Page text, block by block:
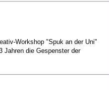
Workshop "Spuk an der Uni"
Jahren die Gespenster der